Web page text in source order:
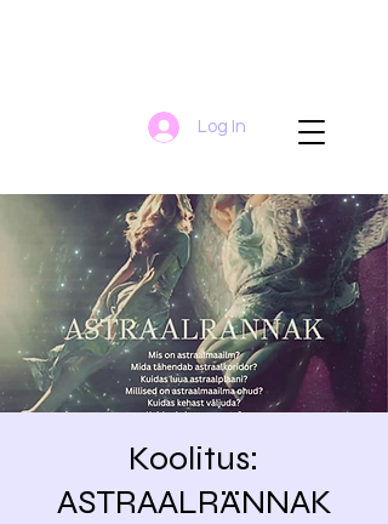
Log In
Koolitus:
ASTRAALRÄNNAK